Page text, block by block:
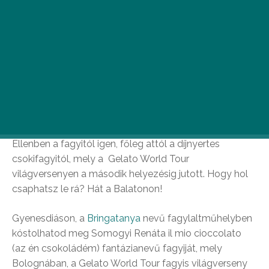
Ellenben a fagyitól igen, főleg attól a díjnyertes
csokifagyitól, mely a Gelato World Tour
világversenyen a második helyezésig jutott. Hogy hol
csaphatsz le rá? Hát a Balatonon!
Gyenesdiáson, a Bringatanya nevű fagylaltműhelyben
kóstolhatod meg Somogyi Renáta il mio cioccolato
(az én csokoládém) fantázianevű fagyiját, mely
Bolognában, a Gelato World Tour fagyis világverseny